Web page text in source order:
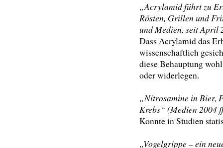
„Acrylamid führt zu
Rösten, Grillen und
und Medien, seit April
Dass Acrylamid das
wissenschaftlich
diese Behauptung
oder widerlegen.
„Nitrosamine in Bier,
Krebs“ (Medien 2004
Konnte in Studien
„Vogelgrippe – ein